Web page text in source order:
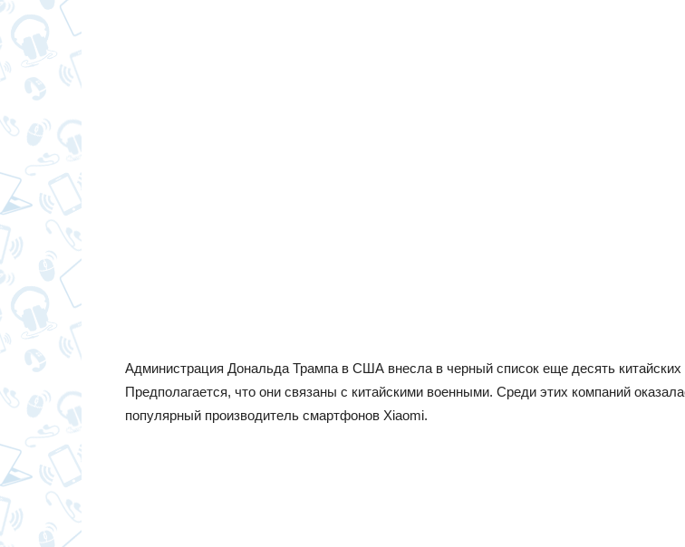
Администрация Дональда Трампа в США внесла в черный список еще десять китайских
Предполагается, что они связаны с китайскими военными. Среди этих компаний
популярный производитель смартфонов Xiaomi.